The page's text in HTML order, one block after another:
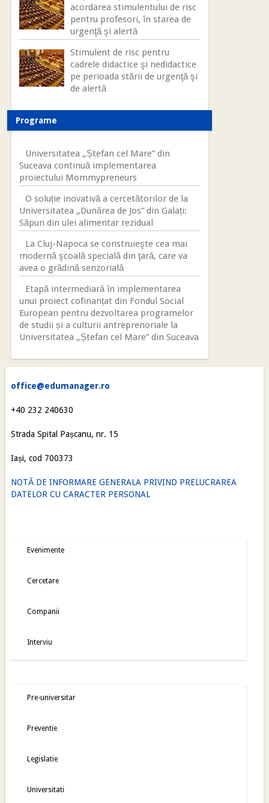
acordarea stimulentului de risc
pentru profesori, în starea de
urgenţă şi alertă
Stimulent de risc pentru
cadrele didactice şi nedidactice
pe perioada stării de urgenţă şi
de alertă
Programe
Universitatea „Ștefan cel Mare” din
Suceava continuă implementarea
proiectului Mommypreneurs
O soluție inovativă a cercetătorilor de la
Universitatea „Dunărea de Jos” din Galați:
Săpun din ulei alimentar rezidual
La Cluj-Napoca se construieşte cea mai
modernă şcoală specială din ţară, care va
avea o grădină senzorială
Etapă intermediară în implementarea
unui proiect cofinanțat din Fondul Social
European pentru dezvoltarea programelor
de studii și a culturii antreprenoriale la
Universitatea „Ștefan cel Mare” din Suceava
office@edumanager.ro
+40 232 240630
Strada Spital Pașcanu, nr. 15
Iași, cod 700373
NOTĂ DE INFORMARE GENERALA PRIVIND PRELUCRAREA
DATELOR CU CARACTER PERSONAL
Evenimente
Cercetare
Companii
Interviu
Pre-universitar
Preventie
Legislatie
Universitati